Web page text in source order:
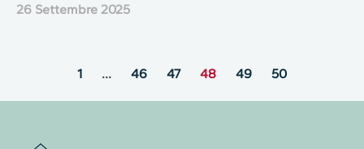
26 Settembre 2025
1 … 46 47 48 49 50